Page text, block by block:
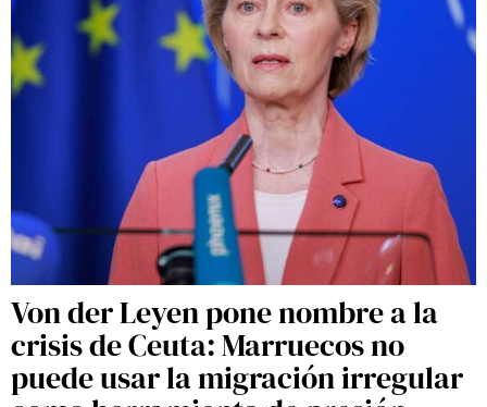
Von der Leyen pone nombre a la
crisis de Ceuta: Marruecos no
puede usar la migración irregular